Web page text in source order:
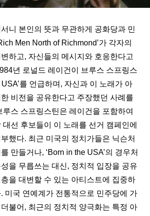
니 본인의 뜻과 무관하게 공화당과 민
Men North of Richmond’가 각자의
하고, 자신들의 메시지와 호응한다고
년 로널드 레이건이 브루스 스프링스
USA’를 언급하며, 자신과 이 노래가 아
비전을 공유한다고 주장했던 사례를
루스 스프링스틴은 레이건을 포함하여
선 후보들이 이 노래를 선거 캠페인에
했다. 최근 미국의 정치가들은 닉슨처
만들거나, ‘Born in the USA’의 경우처
을 무릅쓰는 대신, 정치적 입장을 공유
을 대변할 수 있는 아티스트에 집중하
미국 연예계가 전통적으로 민주당에 가
불어, 최근의 정치적 양극화는 특정 아